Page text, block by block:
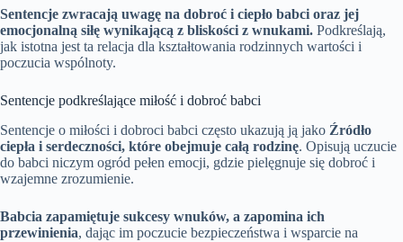
Sentencje zwracają uwagę na dobroć i ciepło babci oraz jej
emocjonalną siłę wynikającą z bliskości z wnukami. Podkreślają,
jak istotna jest ta relacja dla kształtowania rodzinnych wartości i
poczucia wspólnoty.
Sentencje podkreślające miłość i dobroć babci
Sentencje o miłości i dobroci babci często ukazują ją jako Źródło
ciepła i serdeczności, które obejmuje całą rodzinę. Opisują uczucie
do babci niczym ogród pełen emocji, gdzie pielęgnuje się dobroć i
wzajemne zrozumienie.
Babcia zapamiętuje sukcesy wnuków, a zapomina ich
przewinienia, dając im poczucie bezpieczeństwa i wsparcie na